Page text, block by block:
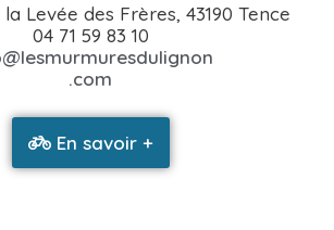
Levée des Frères, 43190 Tence
04 71 59 83 10
.com
En savoir +